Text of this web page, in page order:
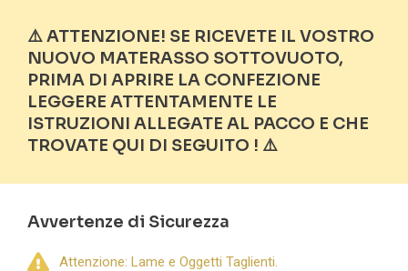
⚠️ ATTENZIONE! SE RICEVETE IL VOSTRO
NUOVO MATERASSO SOTTOVUOTO,
PRIMA DI APRIRE LA CONFEZIONE
LEGGERE ATTENTAMENTE LE
ISTRUZIONI ALLEGATE AL PACCO E CHE
TROVATE QUI DI SEGUITO ! ⚠️
Avvertenze di Sicurezza
Attenzione: Lame e Oggetti Taglienti.